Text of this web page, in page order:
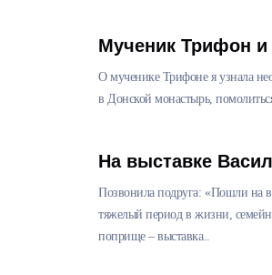
Мученик Трифон и
О мученике Трифоне я узнала
в Донской монастырь,
На выставке
Позвонила подруга: «Пошли на
тяжелый период в жизни,
поприще – выставка..